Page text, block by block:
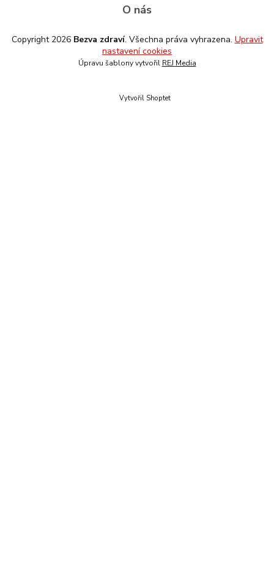
O nás
Vytvořil Shoptet
Copyright 2026 Bezva zdraví. Všechna práva vyhrazena. Upravit
nastavení cookies
Úpravu šablony vytvořil REJ Media